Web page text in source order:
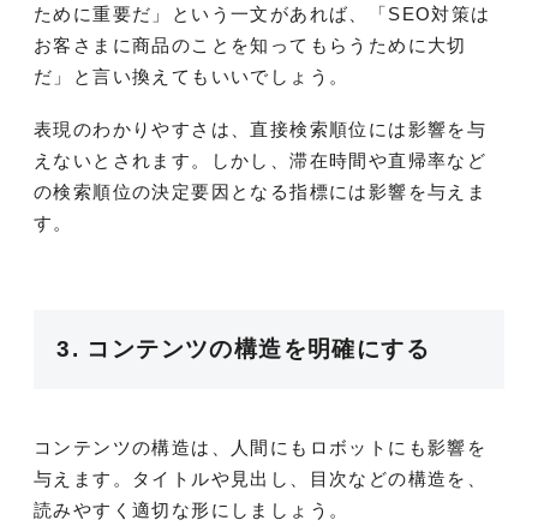
ために重要だ」という一文があれば、「SEO対策は
お客さまに商品のことを知ってもらうために大切
だ」と言い換えてもいいでしょう。
表現のわかりやすさは、直接検索順位には影響を与
えないとされます。しかし、滞在時間や直帰率など
の検索順位の決定要因となる指標には影響を与えま
す。
3. コンテンツの構造を明確にする
コンテンツの構造は、人間にもロボットにも影響を
与えます。タイトルや見出し、目次などの構造を、
読みやすく適切な形にしましょう。